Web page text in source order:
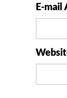
E-mail